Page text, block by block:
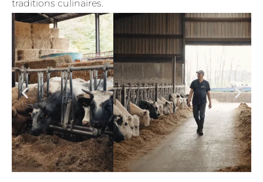
traditions culinaires.